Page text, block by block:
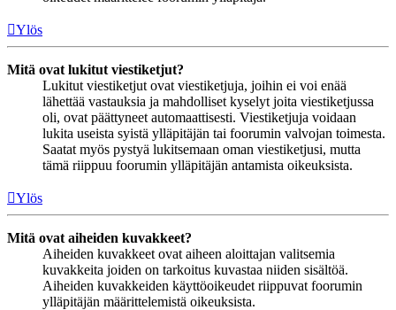
Ylös
Mitä ovat lukitut viestiketjut?
Lukitut viestiketjut ovat viestiketjuja, joihin ei voi enää
lähettää vastauksia ja mahdolliset kyselyt joita viestiketjussa
oli, ovat päättyneet automaattisesti. Viestiketjuja voidaan
lukita useista syistä ylläpitäjän tai foorumin valvojan toimesta.
Saatat myös pystyä lukitsemaan oman viestiketjusi, mutta
tämä riippuu foorumin ylläpitäjän antamista oikeuksista.
Ylös
Mitä ovat aiheiden kuvakkeet?
Aiheiden kuvakkeet ovat aiheen aloittajan valitsemia
kuvakkeita joiden on tarkoitus kuvastaa niiden sisältöä.
Aiheiden kuvakkeiden käyttöoikeudet riippuvat foorumin
ylläpitäjän määrittelemistä oikeuksista.